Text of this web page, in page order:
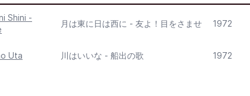
Shini -
月は東に日は西に - 友よ！目をさませ 1972
Uta 川はいいな - 船出の歌 1972